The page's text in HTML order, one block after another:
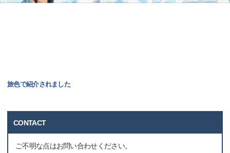
旅色で紹介されました
CONTACT
ご不明な点はお問い合わせください。